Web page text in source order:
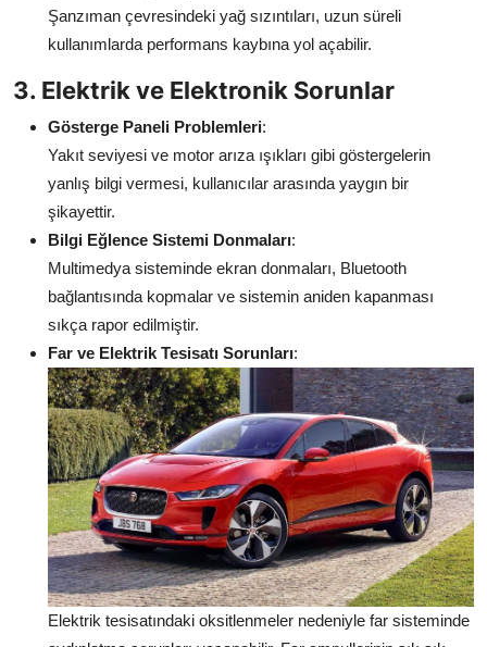
Şanzıman çevresindeki yağ sızıntıları, uzun süreli
kullanımlarda performans kaybına yol açabilir.
3. Elektrik ve Elektronik Sorunlar
Gösterge Paneli Problemleri:
Yakıt seviyesi ve motor arıza ışıkları gibi göstergelerin
yanlış bilgi vermesi, kullanıcılar arasında yaygın bir
şikayettir.
Bilgi Eğlence Sistemi Donmaları:
Multimedya sisteminde ekran donmaları, Bluetooth
bağlantısında kopmalar ve sistemin aniden kapanması
sıkça rapor edilmiştir.
Far ve Elektrik Tesisatı Sorunları:
Elektrik tesisatındaki oksitlenmeler nedeniyle far sisteminde